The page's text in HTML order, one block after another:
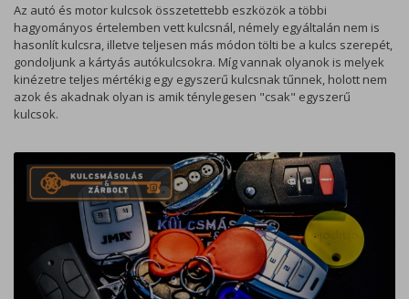
Az autó és motor kulcsok összetettebb eszközök a többi
hagyományos értelemben vett kulcsnál, némely egyáltalán nem is
hasonlít kulcsra, illetve teljesen más módon tölti be a kulcs szerepét,
gondoljunk a kártyás autókulcsokra. Míg vannak olyanok is melyek
kinézetre teljes mértékig egy egyszerű kulcsnak tűnnek, holott nem
azok és akadnak olyan is amik ténylegesen "csak" egyszerű
kulcsok.